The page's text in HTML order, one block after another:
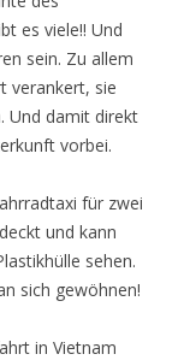
es viele!! Und
sein. Zu allem
verankert, sie
Und damit direkt
vorbei.
für zwei
und kann
sehen.
sich gewöhnen!
in Vietnam